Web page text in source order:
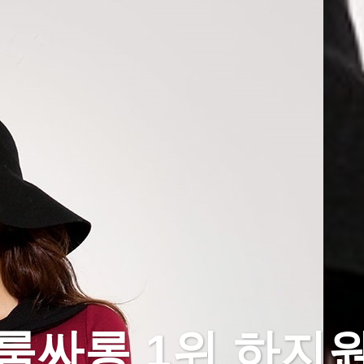
싸롱 1위 하지